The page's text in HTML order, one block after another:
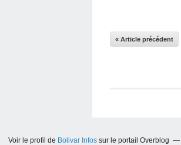
« Article précédent
Voir le profil de Bolivar Infossur le portail Overblog